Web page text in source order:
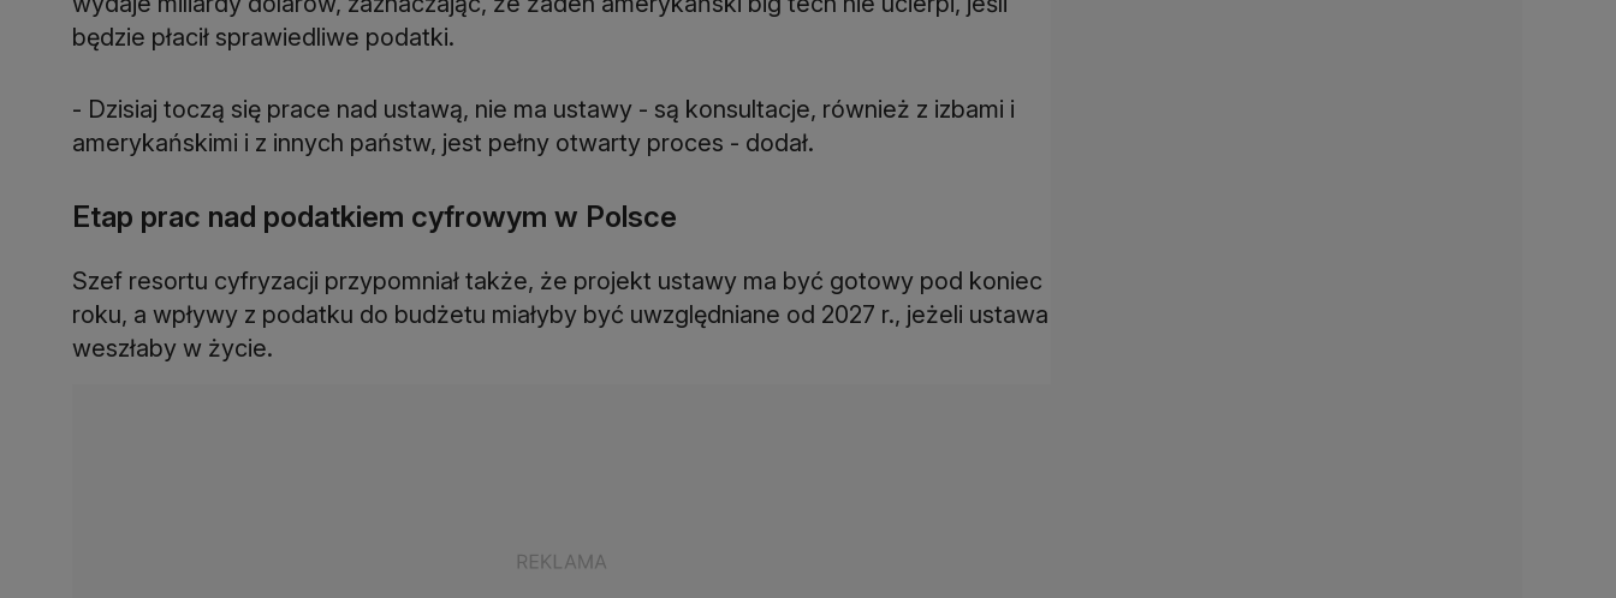
będzie płacił sprawiedliwe podatki.
- Dzisiaj toczą się prace nad ustawą, nie ma ustawy - są konsultacje, również z izbami i
amerykańskimi i z innych państw, jest pełny otwarty proces - dodał.
Etap prac nad podatkiem cyfrowym w Polsce
Szef resortu cyfryzacji przypomniał także, że projekt ustawy ma być gotowy pod koniec
roku, a wpływy z podatku do budżetu miałyby być uwzględniane od 2027 r., jeżeli ustawa
weszłaby w życie.